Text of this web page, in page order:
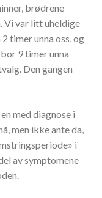
brødrene
Vi var litt uheldige
timer unna oss, og
9 timer unna
Den gangen
med diagnose i
men ikke ante da,
i
av symptomene